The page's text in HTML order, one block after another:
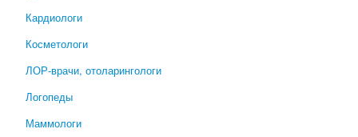
Кардиологи
Косметологи
ЛОР-врачи, отоларингологи
Логопеды
Маммологи